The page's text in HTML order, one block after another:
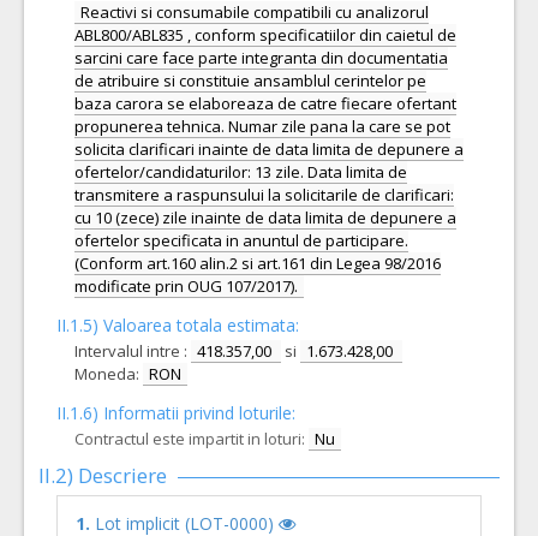
Reactivi si consumabile compatibili cu analizorul
ABL800/ABL835 , conform specificatiilor din caietul de
sarcini care face parte integranta din documentatia
de atribuire si constituie ansamblul cerintelor pe
baza carora se elaboreaza de catre fiecare ofertant
propunerea tehnica. Numar zile pana la care se pot
solicita clarificari inainte de data limita de depunere a
ofertelor/candidaturilor: 13 zile. Data limita de
transmitere a raspunsului la solicitarile de clarificari:
cu 10 (zece) zile inainte de data limita de depunere a
ofertelor specificata in anuntul de participare.
(Conform art.160 alin.2 si art.161 din Legea 98/2016
modificate prin OUG 107/2017).
II.1.5) Valoarea totala estimata:
Intervalul intre : 418.357,00 si 1.673.428,00
Moneda: RON
II.1.6) Informatii privind loturile:
Contractul este impartit in loturi: Nu
II.2) Descriere
1. Lot implicit (LOT-0000)